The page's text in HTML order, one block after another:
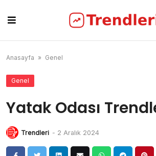
content
Anasayfa » Genel
Genel
Yatak Odası
Trendleri - 2 Aralık 2024